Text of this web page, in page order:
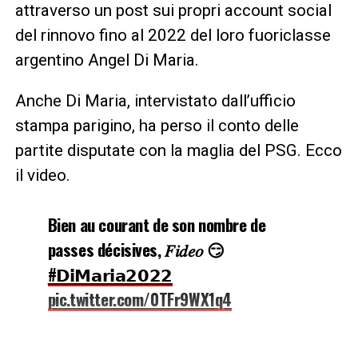
attraverso un post sui propri account social
del rinnovo fino al 2022 del loro fuoriclasse
argentino Angel Di Maria.
Anche Di Maria, intervistato dall’ufficio
stampa parigino, ha perso il conto delle
partite disputate con la maglia del PSG. Ecco
il video.
Bien au courant de son nombre de
passes décisives, 𝐹𝑖𝑑𝑒𝑜 😏
#𝗗𝗶𝗠𝗮𝗿𝗶𝗮𝟮𝟬𝟮𝟮
pic.twitter.com/0TFr9WX1q4